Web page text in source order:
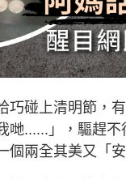
巧碰上清明節，
哋......」，驅趕
個兩全其美又「